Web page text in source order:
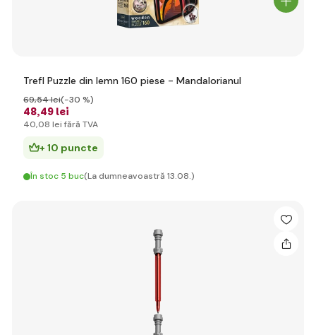
Trefl Puzzle din lemn 160 piese - Mandalorianul
48,49 lei
69,54 lei(-30 %)
40,08 lei fără TVA
+ 10 puncte
În stoc 5 buc(La dumneavoastră 13.08.)